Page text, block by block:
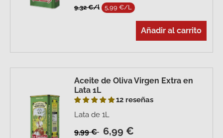
9,32 €/l 5,99 €/L
Añadir al carrito
Aceite de Oliva Virgen Extra en
Lata 1L
12 reseñas
Lata de 1L
9,99 € 6,99 €